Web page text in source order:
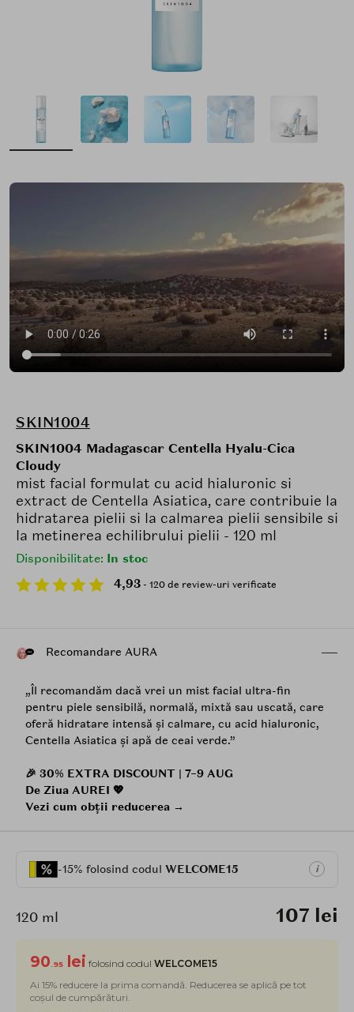
SKIN1004
SKIN1004 Madagascar Centella Hyalu-Cica
Cloudy
mist facial formulat cu acid hialuronic si
extract de Centella Asiatica, care contribuie la
hidratarea pielii si la calmarea pielii sensibile si
la metinerea echilibrului pielii - 120 ml
Disponibilitate: In stoc
4,93 - 120 de review-uri verificate
Recomandare AURA
„Îl recomandăm dacă vrei un mist facial ultra-fin
pentru piele sensibilă, normală, mixtă sau uscată, care
oferă hidratare intensă și calmare, cu acid hialuronic,
Centella Asiatica și apă de ceai verde.”
🎉 30% EXTRA DISCOUNT | 7–9 AUG
De Ziua AUREI 💖
Vezi cum obții reducerea →
-15% folosind codul WELCOME15 i
120 ml 107 lei
90 .95 lei folosind codul WELCOME15
Ai 15% reducere la prima comandă. Reducerea se aplică pe tot
coșul de cumpărături.